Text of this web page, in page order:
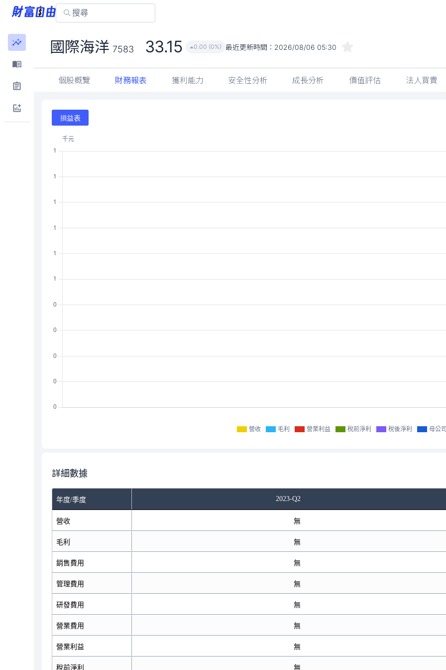
國際海洋 7583 33.15 0.00 (0%) 最近更新時間： 2026/08/06 05:30
個股概覽 財務報表 獲利能力 安全性分析 成長分析 價值評估 法人買賣
損益表
營收 毛利 營業利益 稅前淨利 稅後淨利 母公
詳細數據
年度/季度 2023-Q2
營收
毛利
銷售費用
管理費用
研發費用
營業費用
營業利益
稅前淨利
無
無
無
無
無
無
無
無